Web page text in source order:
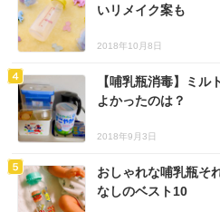
いリメイク案も
2018年10月8日
【哺乳瓶消毒】ミ
よかったのは？
2018年9月3日
おしゃれな哺乳瓶そ
なしのベスト10